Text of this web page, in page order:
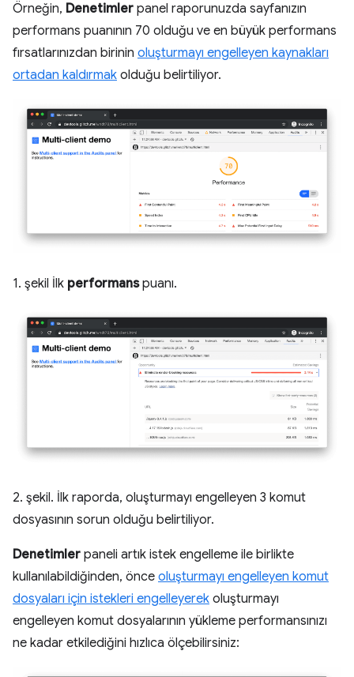
Örneğin, Denetimler panel raporunuzda sayfanızın
performans puanının 70 olduğu ve en büyük performans
fırsatlarınızdan birinin oluşturmayı engelleyen kaynakları
ortadan kaldırmak olduğu belirtiliyor.
1. şekil İlk performanspuanı.
2. şekil. İlk raporda, oluşturmayı engelleyen 3 komut
dosyasının sorun olduğu belirtiliyor.
Denetimler paneli artık istek engelleme ile birlikte
kullanılabildiğinden, önce oluşturmayı engelleyen komut
dosyaları için istekleri engelleyerek oluşturmayı
engelleyen komut dosyalarının yükleme performansınızı
ne kadar etkilediğini hızlıca ölçebilirsiniz: